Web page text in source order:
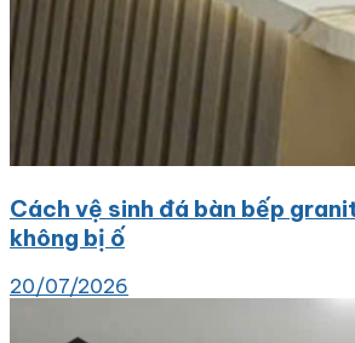
Cách vệ sinh đá bàn bếp
không bị ố
20/07/2026